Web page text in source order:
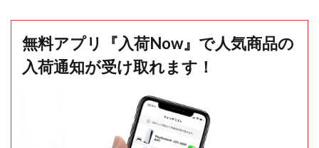
無料アプリ『入荷Now』で人気商品の
入荷通知が受け取れます！